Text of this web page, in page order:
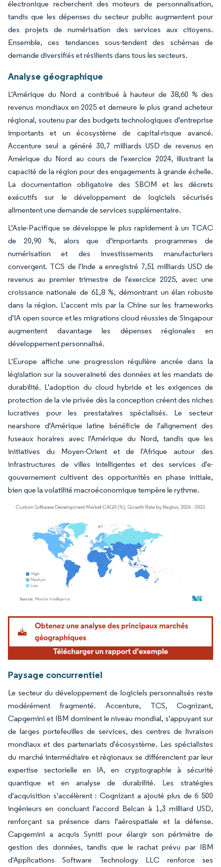
électronique recherchent des moteurs de personnalisation,
tandis que les dépenses du secteur public augmentent pour
des projets de numérisation des services aux citoyens.
Ensemble, ces tendances sous-tendent des schémas de
demande diversifiés et résilients dans tous les secteurs.
Analyse géographique
L'Amérique du Nord a contribué à hauteur de 38,60 % des
revenus mondiaux en 2025 et demeure le plus grand acheteur
régional, soutenu par des budgets technologiques d'entreprise
importants et un écosystème de capital-risque avancé.
Accenture seul a généré 30,7 milliards USD de revenus en
Amérique du Nord au cours de l'exercice 2024, illustrant la
capacité de la région pour des engagements à grande échelle.
La documentation obligatoire des SBOM et les décrets
exécutifs sur le développement de logiciels sécurisés
alimentent une demande de services supplémentaire.
L'Asie-Pacifique se développe le plus rapidement à un TCAC
de 20,90 %, alors que d'importants programmes de
numérisation et des investissements manufacturiers
convergent. TCS de l'Inde a enregistré 7,51 milliards USD de
revenus au premier trimestre de l'exercice 2025, avec une
croissance nationale de 61,8 %, démontrant un élan robuste
dans la région. L'accent mis par la Chine sur les frameworks
d'IA open source et les migrations cloud réussies de Singapour
augmentent davantage les dépenses régionales en
développement personnalisé.
L'Europe affiche une progression régulière ancrée dans la
législation sur la souveraineté des données et les mandats de
durabilité. L'adoption du cloud hybride et les exigences de
protection de la vie privée dès la conception créent des niches
lucratives pour les prestataires spécialisés. Le secteur
nearshore d'Amérique latine bénéficie de l'alignement des
fuseaux horaires avec l'Amérique du Nord, tandis que les
initiatives du Moyen-Orient et de l'Afrique autour des
infrastructures de villes intelligentes et des services d'e-
gouvernement cultivent des opportunités en phase initiale,
bien que la volatilité macroéconomique tempère le rythme.
Image © Mordor Intelligence. La réutilisation nécessite une attribution sous CC BY
Paysage concurrentiel
Le secteur du développement de logiciels personnalisés reste
modérément fragmenté. Accenture, TCS, Cognizant,
Capgemini et IBM dominent le niveau mondial, s'appuyant sur
de larges portefeuilles de services, des centres de livraison
mondiaux et des partenariats d'écosystème. Les spécialistes
du marché intermédiaire et régionaux se différencient par leur
expertise sectorielle en IA, en cryptographie à sécurité
quantique et en analyse de durabilité. Les stratégies
d'acquisition s'accélèrent : Cognizant a ajouté plus de 6 500
ingénieurs en concluant l'accord Belcan à 1,3 milliard USD,
renforçant sa présence dans l'aérospatiale et la défense.
Capgemini a acquis Syniti pour élargir son périmètre de
gestion des données, tandis que le rachat prévu par IBM
d'Applications Software Technology LLC renforce ses